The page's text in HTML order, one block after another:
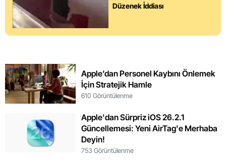
Düzenek İddiası
Apple’dan Personel Kaybını Önlemek
İçin Stratejik Hamle
610 Görüntülenme
Apple'dan Sürpriz iOS 26.2.1
Güncellemesi: Yeni AirTag'e Merhaba
Deyin!
753 Görüntülenme